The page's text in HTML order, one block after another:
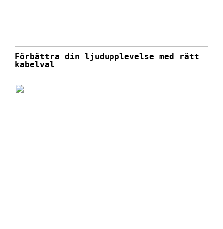
Förbättra din ljudupplevelse med rätt
kabelval